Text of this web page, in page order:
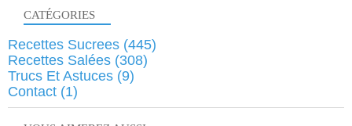
CATÉGORIES
Recettes Sucrees (445)
Recettes Salées (308)
Trucs Et Astuces (9)
Contact (1)